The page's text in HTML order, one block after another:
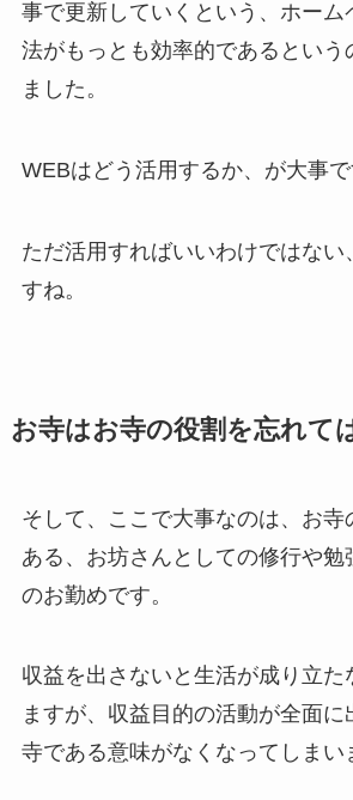
事で更新していくという、ホーム
法がもっとも効率的であるという
ました。
WEBはどう活用するか、が大事で
ただ活用すればいいわけではない
すね。
お寺はお寺の役割を忘れて
そして、ここで大事なのは、お寺
ある、お坊さんとしての修行や勉
のお勤めです。
収益を出さないと生活が成り立た
ますが、収益目的の活動が全面に
寺である意味がなくなってしまい